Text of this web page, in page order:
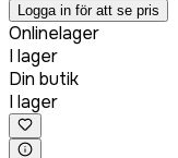
Logga in för att se pris
Onlinelager
I lager
Din butik
I lager